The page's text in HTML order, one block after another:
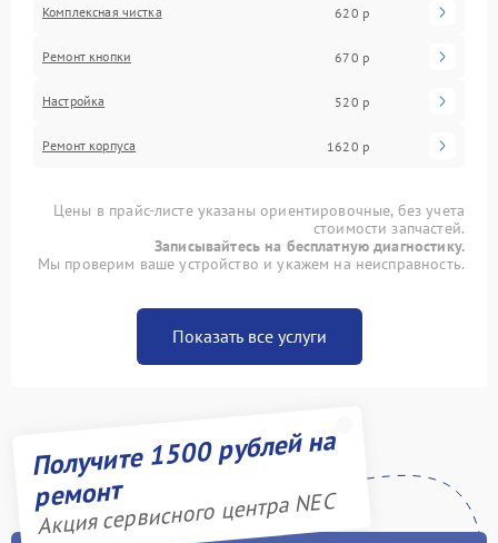
Комплексная чистка 620 р
Ремонт кнопки 670 р
Настройка 520 р
Ремонт корпуса 1620 р
Цены в прайс-листе указаны ориентировочные, без учета
стоимости запчастей.
Записывайтесь на бесплатную диагностику.
Мы проверим ваше устройство и укажем на неисправность.
Показать все услуги
Получите 1500 рублей на
ремонт
Акция сервисного центра NEC